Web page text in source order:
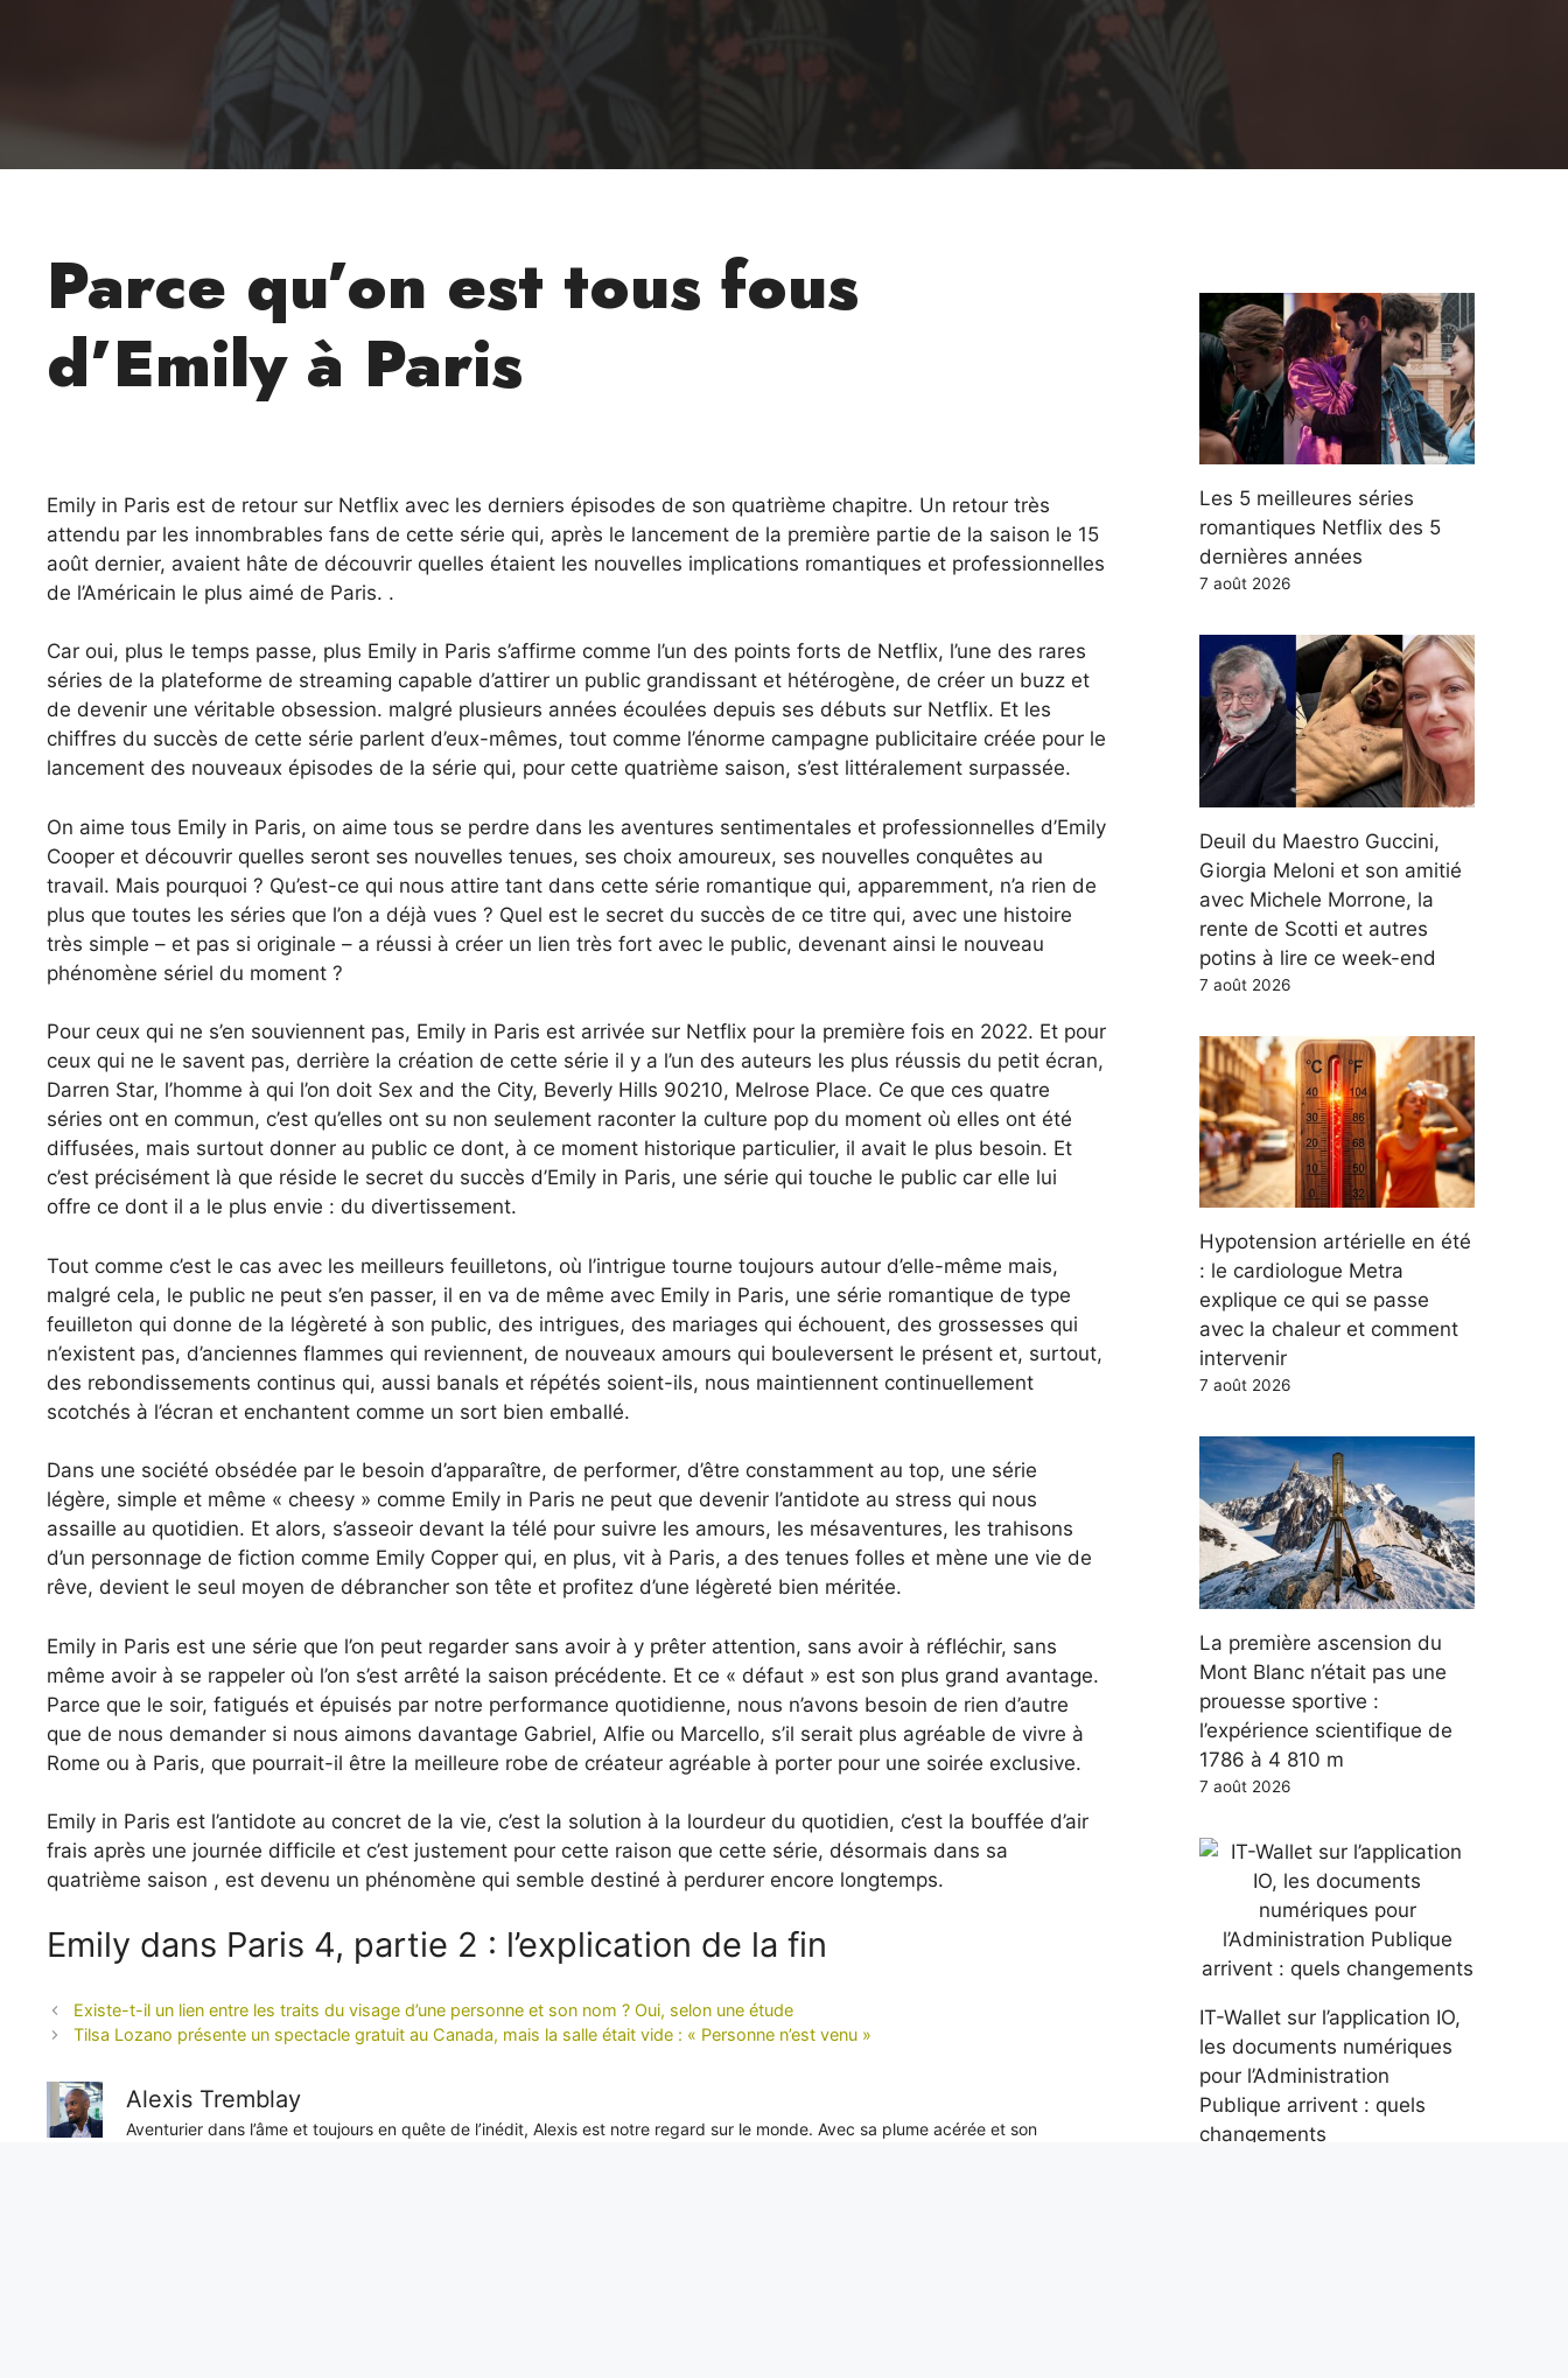
Parce qu’on est tous fous
d’Emily à Paris
Emily in Paris est de retour sur Netflix avec les derniers épisodes de son quatrième chapitre. Un retour très
attendu par les innombrables fans de cette série qui, après le lancement de la première partie de la saison le 15
août dernier, avaient hâte de découvrir quelles étaient les nouvelles implications romantiques et professionnelles
de l’Américain le plus aimé de Paris. .
Car oui, plus le temps passe, plus Emily in Paris s’affirme comme l’un des points forts de Netflix, l’une des rares
séries de la plateforme de streaming capable d’attirer un public grandissant et hétérogène, de créer un buzz et
de devenir une véritable obsession. malgré plusieurs années écoulées depuis ses débuts sur Netflix. Et les
chiffres du succès de cette série parlent d’eux-mêmes, tout comme l’énorme campagne publicitaire créée pour le
lancement des nouveaux épisodes de la série qui, pour cette quatrième saison, s’est littéralement surpassée.
On aime tous Emily in Paris, on aime tous se perdre dans les aventures sentimentales et professionnelles d’Emily
Cooper et découvrir quelles seront ses nouvelles tenues, ses choix amoureux, ses nouvelles conquêtes au
travail. Mais pourquoi ? Qu’est-ce qui nous attire tant dans cette série romantique qui, apparemment, n’a rien de
plus que toutes les séries que l’on a déjà vues ? Quel est le secret du succès de ce titre qui, avec une histoire
très simple – et pas si originale – a réussi à créer un lien très fort avec le public, devenant ainsi le nouveau
phénomène sériel du moment ?
Pour ceux qui ne s’en souviennent pas, Emily in Paris est arrivée sur Netflix pour la première fois en 2022. Et pour
ceux qui ne le savent pas, derrière la création de cette série il y a l’un des auteurs les plus réussis du petit écran,
Darren Star, l’homme à qui l’on doit Sex and the City, Beverly Hills 90210, Melrose Place. Ce que ces quatre
séries ont en commun, c’est qu’elles ont su non seulement raconter la culture pop du moment où elles ont été
diffusées, mais surtout donner au public ce dont, à ce moment historique particulier, il avait le plus besoin. Et
c’est précisément là que réside le secret du succès d’Emily in Paris, une série qui touche le public car elle lui
offre ce dont il a le plus envie : du divertissement.
Tout comme c’est le cas avec les meilleurs feuilletons, où l’intrigue tourne toujours autour d’elle-même mais,
malgré cela, le public ne peut s’en passer, il en va de même avec Emily in Paris, une série romantique de type
feuilleton qui donne de la légèreté à son public, des intrigues, des mariages qui échouent, des grossesses qui
n’existent pas, d’anciennes flammes qui reviennent, de nouveaux amours qui bouleversent le présent et, surtout,
des rebondissements continus qui, aussi banals et répétés soient-ils, nous maintiennent continuellement
scotchés à l’écran et enchantent comme un sort bien emballé.
Dans une société obsédée par le besoin d’apparaître, de performer, d’être constamment au top, une série
légère, simple et même « cheesy » comme Emily in Paris ne peut que devenir l’antidote au stress qui nous
assaille au quotidien. Et alors, s’asseoir devant la télé pour suivre les amours, les mésaventures, les trahisons
d’un personnage de fiction comme Emily Copper qui, en plus, vit à Paris, a des tenues folles et mène une vie de
rêve, devient le seul moyen de débrancher son tête et profitez d’une légèreté bien méritée.
Emily in Paris est une série que l’on peut regarder sans avoir à y prêter attention, sans avoir à réfléchir, sans
même avoir à se rappeler où l’on s’est arrêté la saison précédente. Et ce « défaut » est son plus grand avantage.
Parce que le soir, fatigués et épuisés par notre performance quotidienne, nous n’avons besoin de rien d’autre
que de nous demander si nous aimons davantage Gabriel, Alfie ou Marcello, s’il serait plus agréable de vivre à
Rome ou à Paris, que pourrait-il être la meilleure robe de créateur agréable à porter pour une soirée exclusive.
Emily in Paris est l’antidote au concret de la vie, c’est la solution à la lourdeur du quotidien, c’est la bouffée d’air
frais après une journée difficile et c’est justement pour cette raison que cette série, désormais dans sa
quatrième saison , est devenu un phénomène qui semble destiné à perdurer encore longtemps.
Emily dans Paris 4, partie 2 : l’explication de la fin
Existe-t-il un lien entre les traits du visage d’une personne et son nom ? Oui, selon une étude
Tilsa Lozano présente un spectacle gratuit au Canada, mais la salle était vide : « Personne n’est venu »
Alexis Tremblay
Aventurier dans l’âme et toujours en quête de l’inédit, Alexis est notre regard sur le monde. Avec sa plume acérée et son
Les 5 meilleures séries
romantiques Netflix des 5
dernières années
7 août 2026
Deuil du Maestro Guccini,
Giorgia Meloni et son amitié
avec Michele Morrone, la
rente de Scotti et autres
potins à lire ce week-end
7 août 2026
Hypotension artérielle en été
: le cardiologue Metra
explique ce qui se passe
avec la chaleur et comment
intervenir
7 août 2026
La première ascension du
Mont Blanc n’était pas une
prouesse sportive :
l’expérience scientifique de
1786 à 4 810 m
7 août 2026
IT-Wallet sur l’application IO,
les documents numériques
pour l’Administration
Publique arrivent : quels
changements